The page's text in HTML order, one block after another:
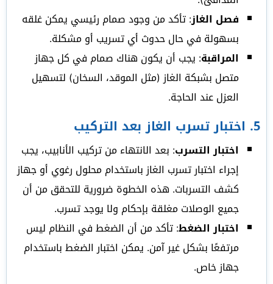
فصل الغاز: تأكد من وجود صمام رئيسي يمكن غلقه
بسهولة في حال حدوث أي تسريب أو مشكلة.
المراقبة: يجب أن يكون هناك صمام في كل جهاز
متصل بشبكة الغاز (مثل الموقد، السخان) لتسهيل
العزل عند الحاجة.
5. اختبار تسرب الغاز بعد التركيب
اختبار التسرب: بعد الانتهاء من تركيب الأنابيب، يجب
إجراء اختبار تسرب الغاز باستخدام محلول رغوي أو جهاز
كشف التسربات. هذه الخطوة ضرورية للتحقق من أن
جميع الوصلات مغلقة بإحكام ولا يوجد تسرب.
اختبار الضغط: تأكد من أن الضغط في النظام ليس
مرتفعًا بشكل غير آمن. يمكن اختبار الضغط باستخدام
جهاز خاص.